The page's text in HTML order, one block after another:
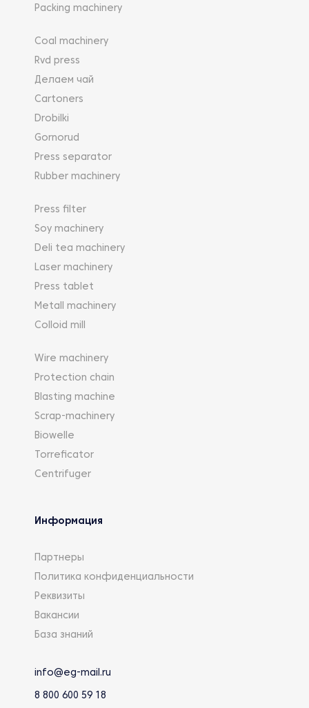
Packing machinery
Coal machinery
Rvd press
Делаем чай
Cartoners
Drobilki
Gornorud
Press separator
Rubber machinery
Press filter
Soy machinery
Deli tea machinery
Laser machinery
Press tablet
Metall machinery
Colloid mill
Wire machinery
Protection chain
Blasting machine
Scrap-machinery
Biowelle
Torreficator
Centrifuger
Информация
Партнеры
Политика конфиденциальности
Реквизиты
Вакансии
База знаний
info@eg-mail.ru
8 800 600 59 18